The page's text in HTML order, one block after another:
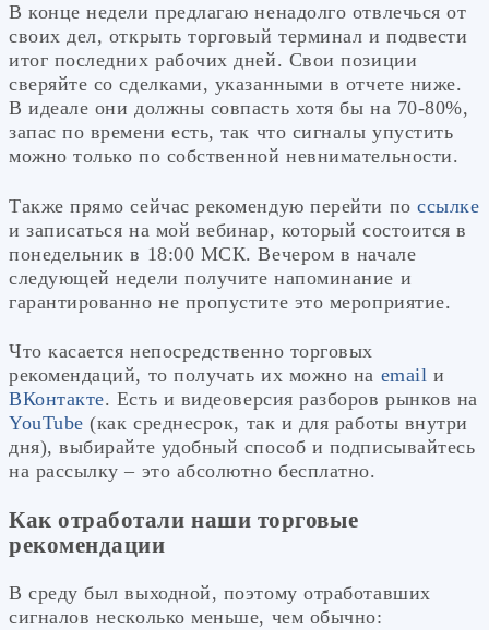
В конце недели предлагаю ненадолго отвлечься от
своих дел, открыть торговый терминал и подвести
итог последних рабочих дней. Свои позиции
сверяйте со сделками, указанными в отчете ниже.
В идеале они должны совпасть хотя бы на 70-80%,
запас по времени есть, так что сигналы упустить
можно только по собственной невнимательности.
Также прямо сейчас рекомендую перейти поссылке
и записаться на мой вебинар, который состоится в
понедельник в 18:00 МСК. Вечером в начале
следующей недели получите напоминание и
гарантированно не пропустите это мероприятие.
Что касается непосредственно торговых
рекомендаций, то получать их можно на email и
ВКонтакте. Есть и видеоверсия разборов рынков на
YouTube (как среднесрок, так и для работы внутри
дня), выбирайте удобный способ и подписывайтесь
на рассылку – это абсолютно бесплатно.
Как отработали наши торговые
рекомендации
В среду был выходной, поэтому отработавших
сигналов несколько меньше, чем обычно: